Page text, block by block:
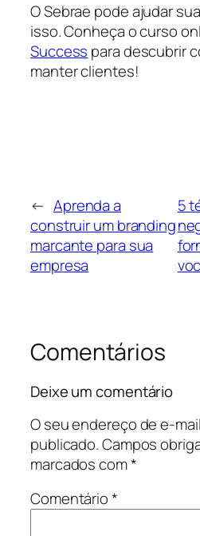
O Sebrae pode ajudar
isso. Conheça o curso
Success para descubrir
manter clientes!
← Aprenda a
construir um branding
marcante para sua
empresa
5
Comentários
Deixe um comentário
O seu endereço de e-
publicado.Campos
marcados com*
Comentário*